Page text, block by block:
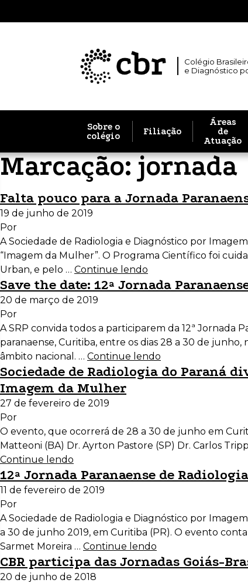
Colégio
e Diagnóstico
Sobre o
colégio
Filiação
Áreas
de
Atuação
Marcação:jornada
Falta pouco para a Jornada
19 de junho de 2019
Por
A Sociedade de Radiologia e Diagnóstico por
“Imagem da Mulher”. O Programa Científico foi
Urban, e pelo … Continue lendo
Save the date: 12ª Jornada
20 de março de 2019
Por
A SRP convida todos a participarem da 12ª Jornada
paranaense, Curitiba, entre os dias 28 a 30 de junho,
âmbito nacional. … Continue lendo
Sociedade de Radiologia do Paraná
Imagem da Mulher
27 de fevereiro de 2019
Por
O evento, que ocorrerá de 28 a 30 de junho em
Matteoni (BA) Dr. Ayrton Pastore (SP) Dr. Carlos
Continue lendo
12ª Jornada Paranaense de
11 de fevereiro de 2019
Por
A Sociedade de Radiologia e Diagnóstico por
a 30 de junho 2019, em Curitiba (PR). O evento
Sarmet Moreira … Continue lendo
CBR participa das Jornadas Goiás-
20 de junho de 2018